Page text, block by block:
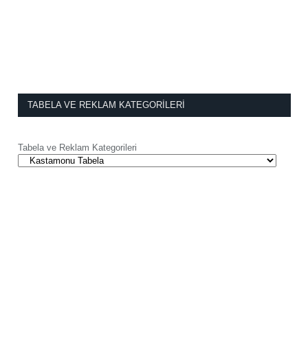
TABELA VE REKLAM KATEGORILERI
Tabela ve Reklam Kategorileri